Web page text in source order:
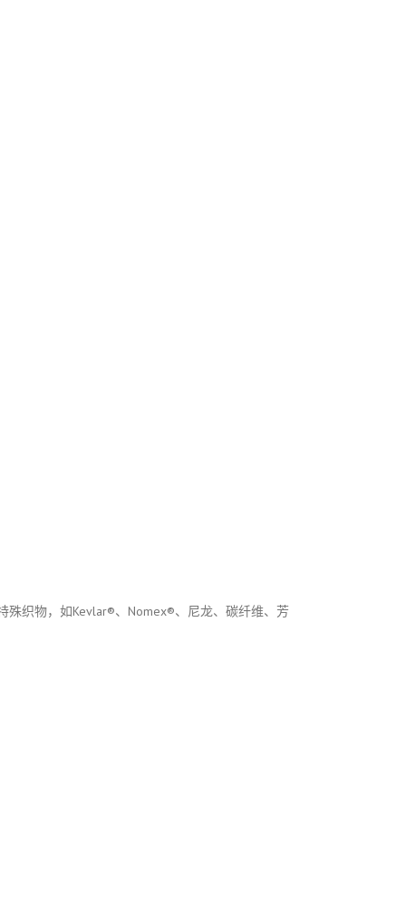
织物，如Kevlar®、Nomex®、尼龙、碳纤维、芳